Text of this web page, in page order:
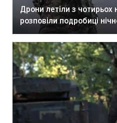
Дрони летіли з чотирьох
розповіли подробиці